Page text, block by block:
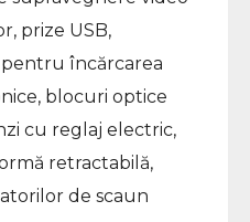
prize USB,
încărcarea
blocuri optice
cu reglaj electric,
retractabilă,
de scaun